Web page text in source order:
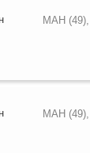
МАН
МАН